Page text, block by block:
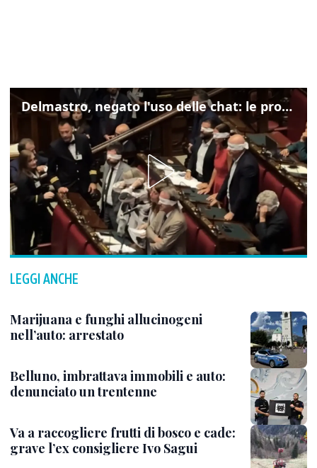
Delmastro, negato l'uso delle chat: le proteste di Avs e M5s
LEGGI ANCHE
Marijuana e funghi allucinogeni
nell’auto: arrestato
Belluno, imbrattava immobili e auto:
denunciato un trentenne
Va a raccogliere frutti di bosco e cade:
grave l’ex consigliere Ivo Sagui